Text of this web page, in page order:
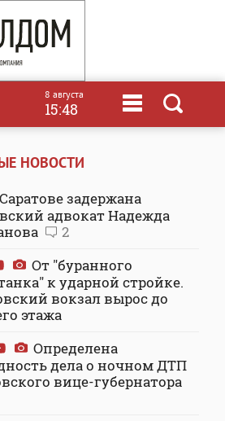
8 августа
15:48
НОВОСТИ
задержана
адвокат Надежда
2
От "буранного
к ударной стройке.
вокзал вырос до
этажа
Определена
дела о ночном ДТП
вице-губернатора